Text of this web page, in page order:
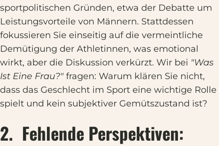
sportpolitischen Gründen, etwa der Debatte um
Leistungsvorteile von Männern. Stattdessen
fokussieren Sie einseitig auf die vermeintliche
Demütigung der Athletinnen, was emotional
wirkt, aber die Diskussion verkürzt. Wir bei "Was
Ist Eine Frau?" fragen: Warum klären Sie nicht,
dass das Geschlecht im Sport eine wichtige Rolle
spielt und kein subjektiver Gemütszustand ist?
2. Fehlende Perspektiven: